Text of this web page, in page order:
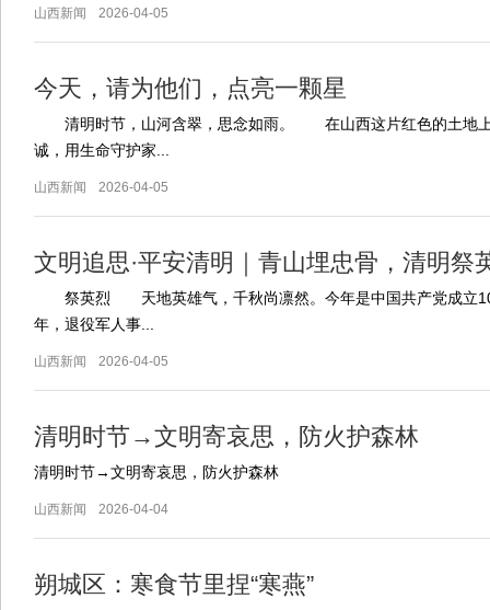
山西新闻 2026-04-05
今天，请为他们，点亮一颗星
清明时节，山河含翠，思念如雨。 在山西这片红色的土地上
诚，用生命守护家...
山西新闻 2026-04-05
文明追思·平安清明｜青山埋忠骨，清明祭
祭英烈 天地英雄气，千秋尚凛然。今年是中国共产党成立
年，退役军人事...
山西新闻 2026-04-05
清明时节→文明寄哀思，防火护森林
清明时节→文明寄哀思，防火护森林
山西新闻 2026-04-04
朔城区：寒食节里捏“寒燕”